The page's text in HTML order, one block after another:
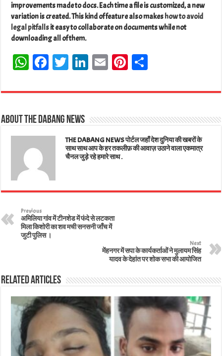
improvements made to docs. Each time a file is customized, a new
variation is created. This kind of feature also makeshow to avoid
legal pitfallsit easy to collaborate on documents while not
downloading all of them.
W
ts
A
pp
Fa
bo
ok
T
tt
er
Li
ed
E
ail
Pi
er
t
e
About The Dabang News
THE DABANG NEWS पोर्टल जहाँ देश दुनिया की खबरों के
साथ साथ आप के हर तकलीफ़ की आवाज़ उठाने वाला एकमात्र
चैनल जुड़े रहे हमारे साथ .
Previous
अमिलिया गांव में टीनशेड में फंदे से लटकता
मिला किशोरी का शव मची सनसनी जाँच में
जुटी पुलिस ।
Next
मेंहनगर में सपा के कार्यकर्ताओं ने मुलायम सिंह
यादव के देहांत पर शोक सभा की आयोजित
Related Articles